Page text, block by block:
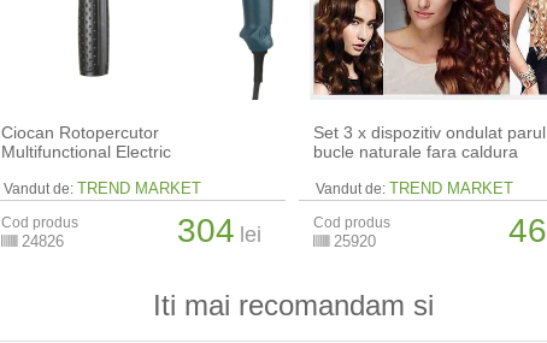
Ciocan Rotopercutor
Multifunctional Electric
Vandut de: TREND MARKET
Cod produs
24826 304 lei
Set 3 x dispozitiv ondulat parul,
bucle naturale fara caldura
Vandut de: TREND MARKET
Cod produs
25920 46
Iti mai recomandam si